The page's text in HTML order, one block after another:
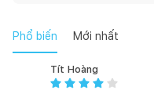
Phổ biến Mới nhất
Tít Hoàng